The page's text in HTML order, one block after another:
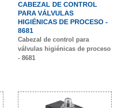
CABEZAL DE CONTROL
PARA VÁLVULAS
HIGIÉNICAS DE PROCESO -
8681
Cabezal de control para
válvulas higiénicas de proceso
- 8681